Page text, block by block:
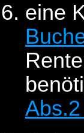
eine